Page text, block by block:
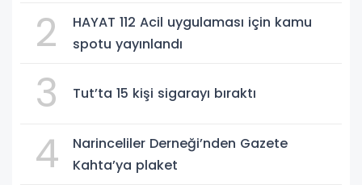
2
HAYAT 112 Acil uygulaması için kamu
spotu yayınlandı
3 Tut’ta 15 kişi sigarayı bıraktı
4
Narinceliler Derneği’nden Gazete
Kahta’ya plaket